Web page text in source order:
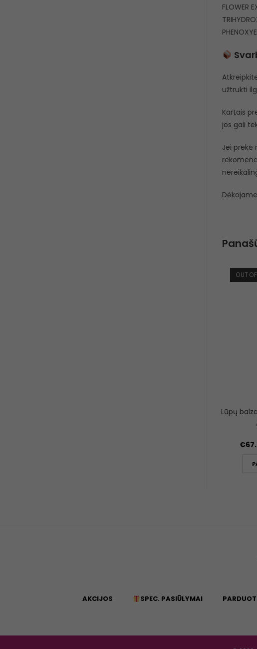
FLOWER
užtrukti
Kartais
jos gali
Jei prekė
OUT
Lūpų
€
AKCIJOS SPEC. PASIŪLYMAI